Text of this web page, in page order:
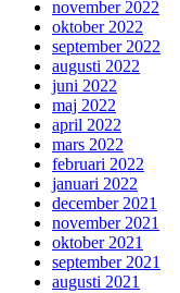
november 2022
oktober 2022
september 2022
augusti 2022
juni 2022
maj 2022
april 2022
mars 2022
februari 2022
januari 2022
december 2021
november 2021
oktober 2021
september 2021
augusti 2021